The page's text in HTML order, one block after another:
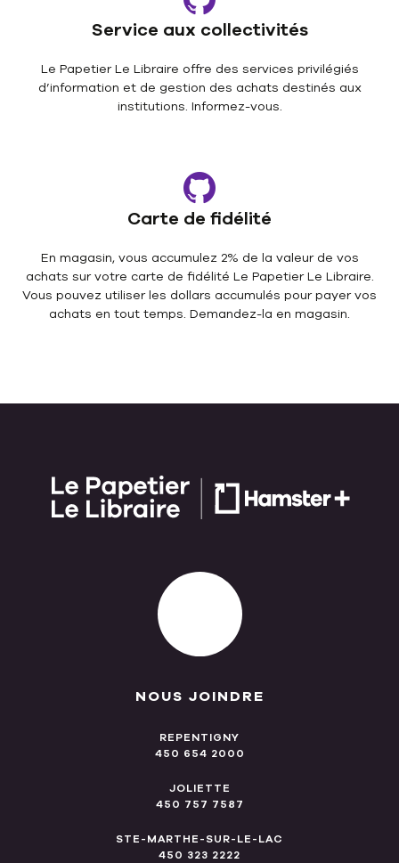
Service aux collectivités
Le Papetier Le Libraire offre des services privilégiés
d’information et de gestion des achats destinés aux
institutions. Informez-vous.
Carte de fidélité
En magasin, vous accumulez 2% de la valeur de vos
achats sur votre carte de fidélité Le Papetier Le Libraire.
Vous pouvez utiliser les dollars accumulés pour payer vos
achats en tout temps. Demandez-la en magasin.
NOUS JOINDRE
REPENTIGNY
450 654 2000
JOLIETTE
450 757 7587
STE-MARTHE-SUR-LE-LAC
450 323 2222